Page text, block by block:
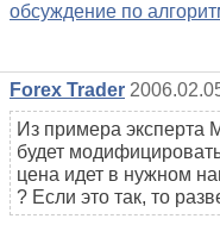
обсуждение по
Forex Trader
Из примера эксперта
будет
цена идет в нужном
? Если это так, то